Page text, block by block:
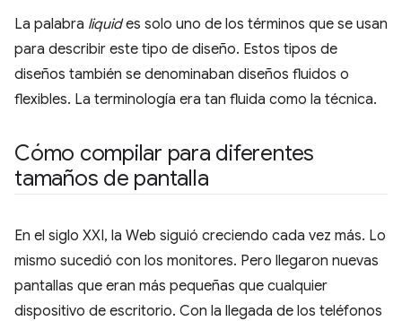
La palabra liquides solo uno de los términos que se usan
para describir este tipo de diseño. Estos tipos de
diseños también se denominaban diseños fluidos o
flexibles. La terminología era tan fluida como la técnica.
Cómo compilar para diferentes
tamaños de pantalla
En el siglo XXI, la Web siguió creciendo cada vez más. Lo
mismo sucedió con los monitores. Pero llegaron nuevas
pantallas que eran más pequeñas que cualquier
dispositivo de escritorio. Con la llegada de los teléfonos